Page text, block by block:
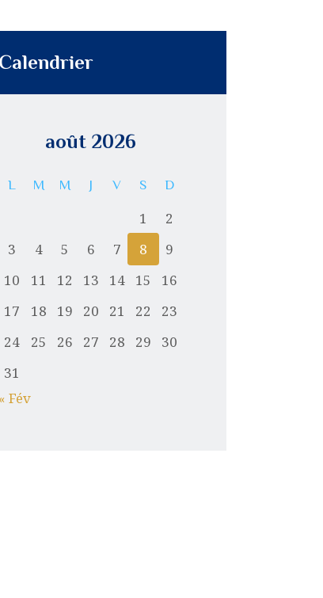
Calendrier
août 2026
L M M J V S D
1
2
3
4 5 6 7 8
9
10
11 12 13 14 15
16
17
18 19 20 21 22
23
24
25 26 27 28 29
30
31
« Fév